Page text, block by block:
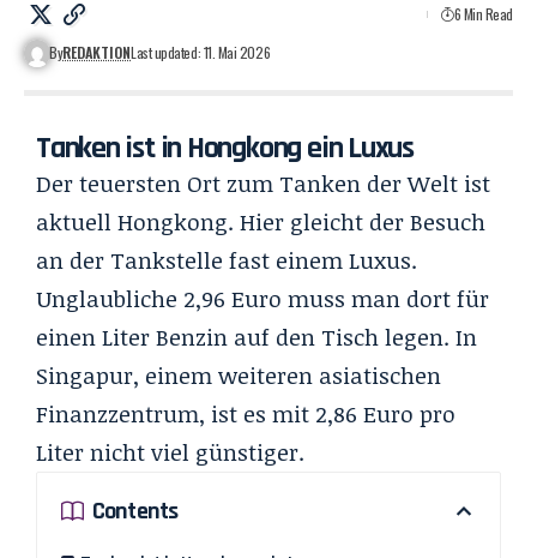
ByREDAKTIONLast updated: 11. Mai 2026
6 Min Read
Tanken ist in Hongkong ein Luxus
Der teuersten Ort zum Tanken der Welt ist
aktuell Hongkong. Hier gleicht der Besuch
an der Tankstelle fast einem Luxus.
Unglaubliche 2,96 Euro muss man dort für
einen Liter Benzin auf den Tisch legen. In
Singapur, einem weiteren asiatischen
Finanzzentrum, ist es mit 2,86 Euro pro
Liter nicht viel günstiger.
Contents